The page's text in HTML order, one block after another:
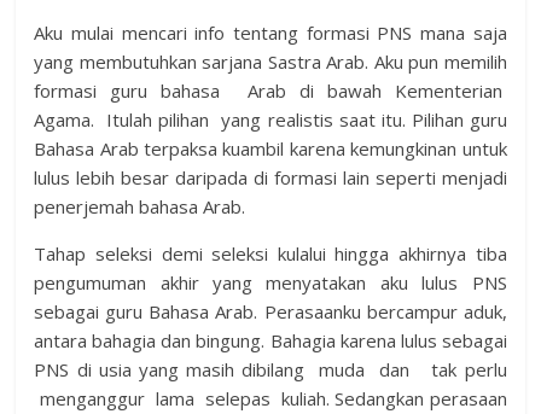
Aku mulai mencari info tentang formasi PNS mana saja
yang membutuhkan sarjana Sastra Arab. Aku pun memilih
formasi guru bahasa Arab di bawah Kementerian
Agama. Itulah pilihan yang realistis saat itu. Pilihan guru
Bahasa Arab terpaksa kuambil karena kemungkinan untuk
lulus lebih besar daripada di formasi lain seperti menjadi
penerjemah bahasa Arab.
Tahap seleksi demi seleksi kulalui hingga akhirnya tiba
pengumuman akhir yang menyatakan aku lulus PNS
sebagai guru Bahasa Arab. Perasaanku bercampur aduk,
antara bahagia dan bingung. Bahagia karena lulus sebagai
PNS di usia yang masih dibilang muda dan tak perlu
menganggur lama selepas kuliah. Sedangkan perasaan